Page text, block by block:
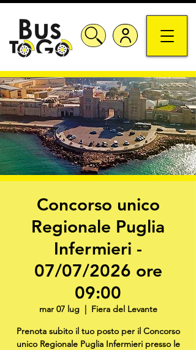
Concorso unico
Regionale Puglia
Infermieri -
07/07/2026 ore
09:00
mar 07 lug
  |
Fiera del Levante
Prenota subito il tuo posto per il Concorso
unico Regionale Puglia Infermieri presso le